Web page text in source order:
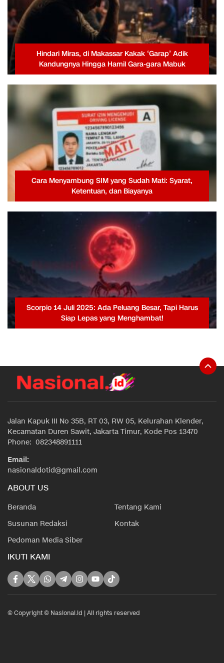
Hindari Miras, di Makassar Kakak ‘Garap’ Adik
Kandungnya Hingga Hamil Gara-gara Mabuk
Cara Menyambung SIM yang Sudah Mati: Syarat,
Ketentuan, dan Biayanya
Scorpio 14 Juli 2025: Ada Peluang Besar, Tapi Harus
Siap Lepas yang Menghambat!
Jalan Kapuk III No 35B, RT 03, RW 05, Kelurahan Klender,
Kecamatan Duren Sawit, Jakarta Timur, Kode Pos 13470
Phone: 082348891111
Email:
nasionaldotid@gmail.com
ABOUT US
Beranda
Tentang Kami
Susunan Redaksi
Kontak
Pedoman Media Siber
IKUTI KAMI
© Copyright © Nasional.id | All rights reserved